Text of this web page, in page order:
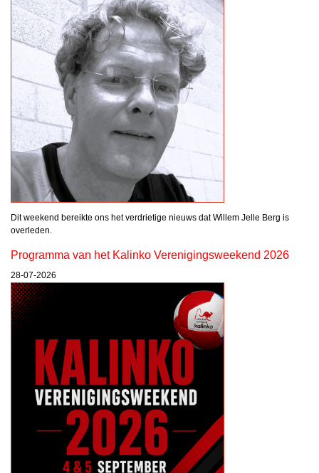
Dit weekend bereikte ons het verdrietige nieuws dat Willem Jelle Berg is
overleden.
Programma van het Kalinko Verenigingsweekend 2026
28-07-2026